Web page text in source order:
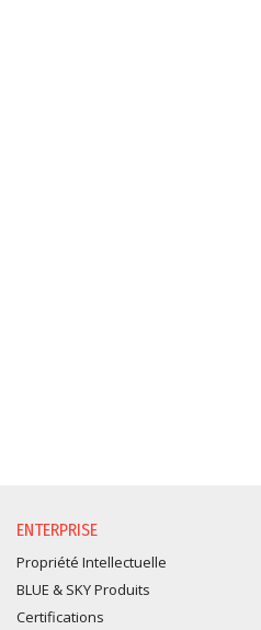
ENTERPRISE
Propriété Intellectuelle
BLUE & SKY Produits
Certifications